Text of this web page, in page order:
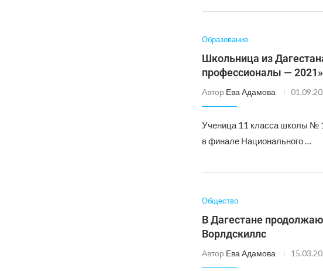
Образование
Школьница из
профессионалы — 2021»
Автор Ева Адамова
Ученица 11 класса школы №
в финале Национального …
Общество
В Дагестане
Ворлдскиллс
Автор Ева Адамова